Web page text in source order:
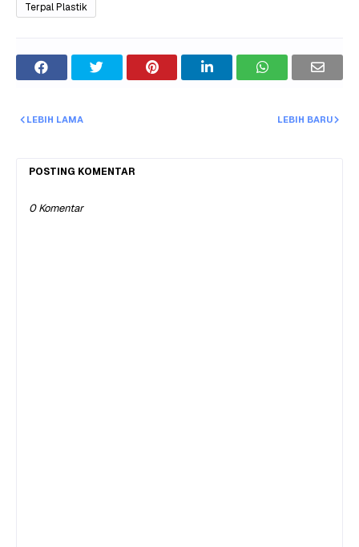
Terpal Plastik
LEBIH BARU
LEBIH LAMA
POSTING KOMENTAR
0 Komentar